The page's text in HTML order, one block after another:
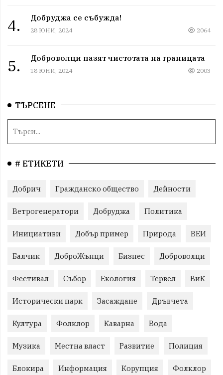
4. Добруджа се събужда!
28 ЮНИ, 2024 2064
5. Доброволци пазят чистотата на границата
18 ЮНИ, 2024 2003
ТЪРСЕНЕ
# ЕТИКЕТИ
Добрич Гражданско общество Дейности
Ветрогенератори Добруджа Политика
Инициативи Добър пример Природа ВЕИ
Балчик ДоброЖънци Бизнес Доброволци
Фестивал Събор Екология Тервел ВиК
Исторически парк Засаждане Дръвчета
Култура Фолклор Каварна Вода
Музика Местна власт Развитие Полиция
Блокира Информация Корупция Фолклор